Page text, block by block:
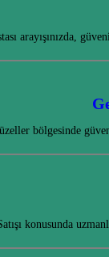
arayışınızda,
bölgesinde
konusunda